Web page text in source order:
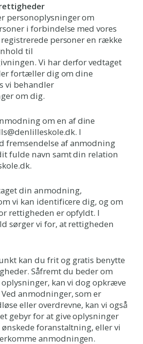
personoplysninger om
i forbindelse med vores
registrerede personer en række
til
Vi har derfor vedtaget
fortæller dig om dine
vi behandler
om dig.
om en af dine
I
fremsendelse af anmodning
fulde navn samt din relation
din anmodning,
vi kan identificere dig, og om
rettigheden er opfyldt. I
sørger vi for, at rettigheden
kan du frit og gratis benytte
Såfremt du beder om
kan vi dog opkræve
anmodninger, som er
eller overdrevne, kan vi også
gebyr for at give oplysninger
foranstaltning, eller vi
anmodningen.